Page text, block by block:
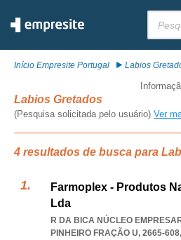
Início Empresite Portugal Labios
Labios Gretados
(Pesquisa solicitada pelo usuário) Ver
4 resultados de busca para
Farmoplex - Produtos
Lda
R DA BICA NÚCLEO
PINHEIRO FRAÇÃO U, 2665-608,